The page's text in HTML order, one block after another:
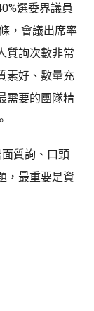
選委界議員
，會議出席率
質詢次數非常
素好、數量充
需要的團隊精
質詢、口頭
，最重要是資